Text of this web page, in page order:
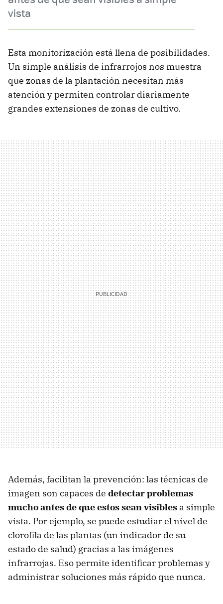
vista
Esta monitorización está llena de posibilidades.
Un simple análisis de infrarrojos nos muestra
que zonas de la plantación necesitan más
atención y permiten controlar diariamente
grandes extensiones de zonas de cultivo.
Además, facilitan la prevención: las técnicas de
imagen son capaces de detectar problemas
mucho antes de que estos sean visibles a simple
vista. Por ejemplo, se puede estudiar el nivel de
clorofila de las plantas (un indicador de su
estado de salud) gracias a las imágenes
infrarrojas. Eso permite identificar problemas y
administrar soluciones más rápido que nunca.